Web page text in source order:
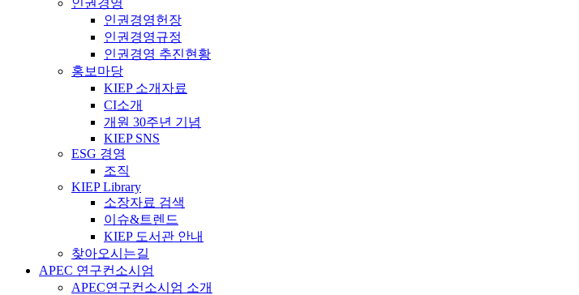
인권경영헌장
인권경영규정
인권경영 추진현황
홍보마당
KIEP 소개자료
CI소개
개원 30주년 기념
KIEP SNS
ESG 경영
조직
KIEP Library
소장자료 검색
이슈&트렌드
KIEP 도서관 안내
찾아오시는길
APEC 연구컨소시엄
APEC연구컨소시엄 소개